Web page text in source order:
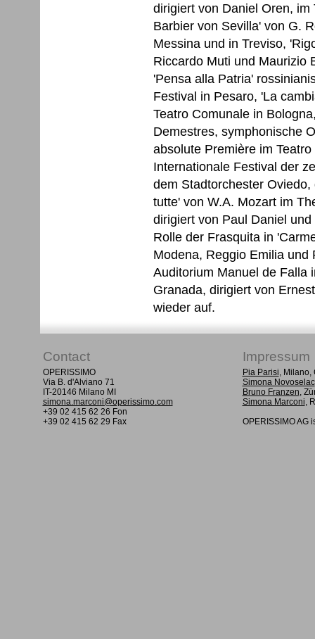
dirigiert von Daniel Oren,
Barbier von Sevilla' von G.
Messina und in Treviso,
Riccardo Muti und Maurizio
'Pensa alla Patria'
Festival in Pesaro, 'La
Teatro Comunale in
Demestres, symphonische
absolute Première im
Internationale Festival der
dem Stadtorchester
tutte' von W.A. Mozart im
dirigiert von Paul Daniel
Rolle der Frasquita in
Modena, Reggio Emilia
Auditorium Manuel de Falla
Granada, dirigiert von
wieder auf.
Contact Impressum
OPERISSIMO
Via B. d'Alviano 71
IT-20146 Milano MI
simona.marconi@operissimo.com
+39 02 415 62 26 Fon
+39 02 415 62 29 Fax
Pia Parisi, Milano,
Simona Novoselac
Bruno Franzen,
Simona Marconi,
OPERISSIMO AG